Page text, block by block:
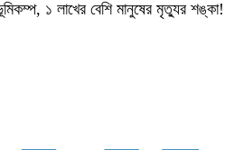
১ লাখের বেশি মানুষের মৃত্যুর শঙ্কা!